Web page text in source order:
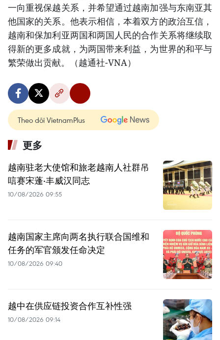
一向重视保越关系，并希望通过越南加强与东南亚其
他国家的关系。他表示相信，本着双方的政治互信，
越南和保加利亚两国和两国人民的合作关系将继续取
得新的更多成就，为两国带来利益，为世界的和平与
繁荣做出贡献。（越通社-VNA）
Theo dõi VietnamPlus
更多
越南驻老大使馆和旅老越南人社群吊
唁赛宋蓬·丰威汉同志
10/08/2026 09:55
越南国家主席向两名执行联合国维和
任务的军官颁发任命决定
10/08/2026 09:40
越中在供应链投资合作互补性强
10/08/2026 09:14